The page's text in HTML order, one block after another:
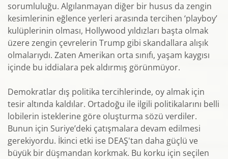
sorumluluğu. Algılanmayan diğer bir husus da zengin
kesimlerinin eğlence yerleri arasında tercihen ‘playboy’
kulüplerinin olması, Hollywood yıldızları başta olmak
üzere zengin çevrelerin Trump gibi skandallara alışık
olmalarıydı. Zaten Amerikan orta sınıfı, yaşam kaygısı
içinde bu iddialara pek aldırmış görünmüyor.
Demokratlar dış politika tercihlerinde, oy almak için
tesir altında kaldılar. Ortadoğu ile ilgili politikalarını belli
lobilerin isteklerine göre oluşturma sözü verdiler.
Bunun için Suriye’deki çatışmalara devam edilmesi
gerekiyordu. İkinci etki ise DEAŞ'tan daha güçlü ve
büyük bir düşmandan korkmak. Bu korku için seçilen